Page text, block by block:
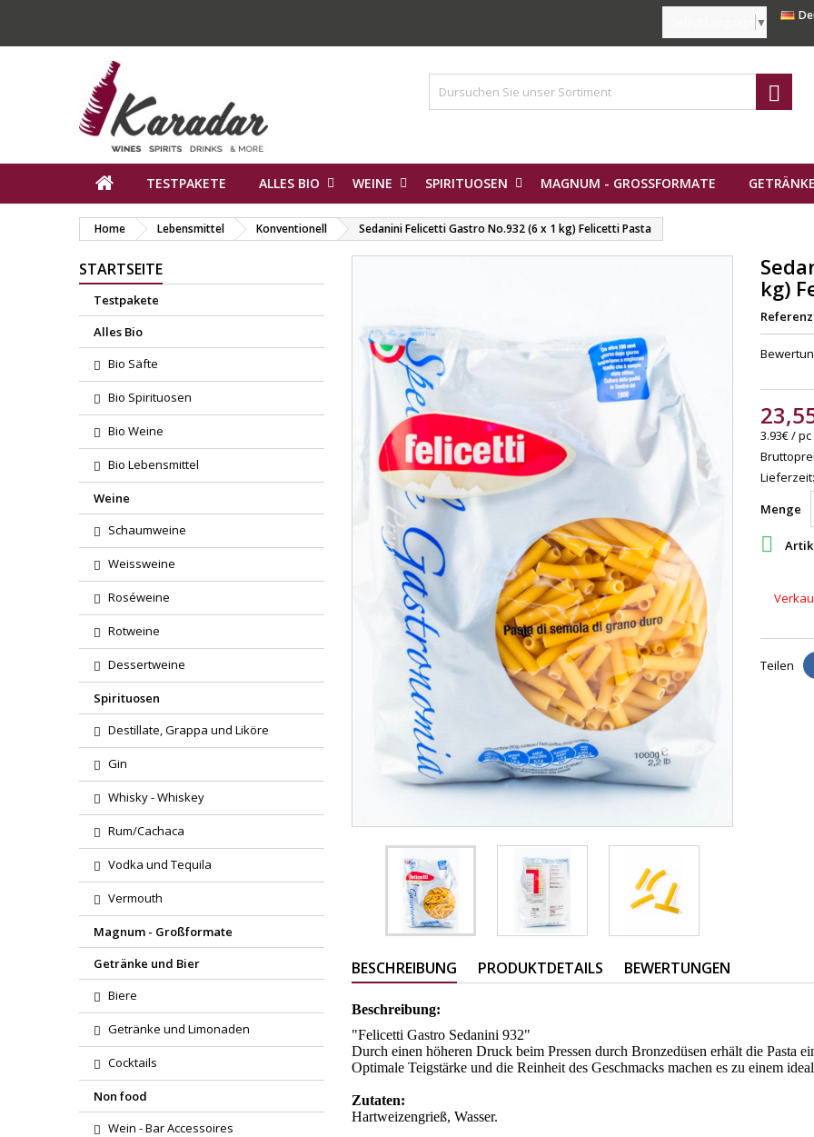
▼

TESTPAKETE ALLES BIO WEINE SPIRITUOSEN MAGNUM - GROSSFORMATE
Home Lebensmittel Konventionell Sedanini Felicetti Gastro No.932 (6 x 1 kg) Felicetti Pasta
STARTSEITE
Testpakete
Alles Bio
Bio Säfte
Bio Spirituosen
Bio Weine
Bio Lebensmittel
Weine
Schaumweine
Weissweine
Roséweine
Rotweine
Dessertweine
Spirituosen
Destillate, Grappa und Liköre
Gin
Whisky - Whiskey
Rum/Cachaca
Vodka und Tequila
Vermouth
Magnum - Großformate
Getränke und Bier
Biere
Getränke und Limonaden
Cocktails
Non food
Wein - Bar Accessoires
kg)
Referenz
3.93€ / pc
Menge

Teilen
BESCHREIBUNG PRODUKTDETAILS BEWERTUNGEN
Beschreibung:
"Felicetti Gastro Sedanini 932"
Durch einen höheren Druck beim Pressen durch Bronzedüsen erhält die Pasta
Optimale Teigstärke und die Reinheit des Geschmacks machen es zu einem
Zutaten:
Hartweizengrieß, Wasser.